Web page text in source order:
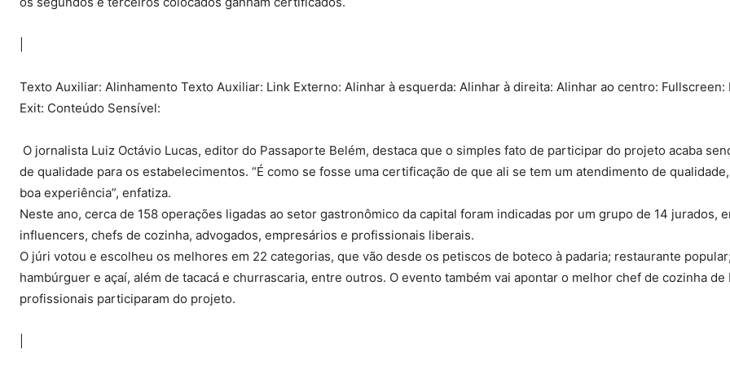
Texto Auxiliar: Alinhamento Texto Auxiliar: Link Externo: Alinhar à esquerda: Alinhar à direita: Alinhar ao centro: Fullscreen:
Exit: Conteúdo Sensível:
O jornalista Luiz Octávio Lucas, editor do Passaporte Belém, destaca que o simples fato de participar do projeto acaba
de qualidade para os estabelecimentos. “É como se fosse uma certificação de que ali se tem um atendimento de
boa experiência”, enfatiza.
Neste ano, cerca de 158 operações ligadas ao setor gastronômico da capital foram indicadas por um grupo de 14 jurados,
influencers, chefs de cozinha, advogados, empresários e profissionais liberais.
O júri votou e escolheu os melhores em 22 categorias, que vão desde os petiscos de boteco à padaria; restaurante
hambúrguer e açaí, além de tacacá e churrascaria, entre outros. O evento também vai apontar o melhor chef de cozinha de
profissionais participaram do projeto.